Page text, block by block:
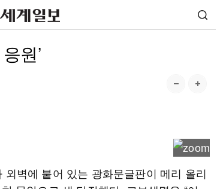
원’
벽에 붙어 있는 광화문글판이 메리 올리